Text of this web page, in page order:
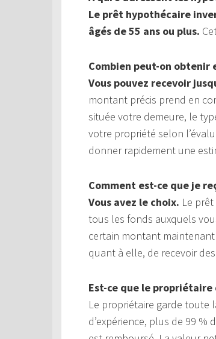
Le prêt hypothécaire
âgés de 55 ans ou plus.
Combien peut-on obtenir
Vous pouvez recevoir
montant précis prend en
située votre demeure, le
votre propriété selon
donner rapidement une
Comment est-ce que je
Vous avez le choix. Le
tous les fonds auxquels
certain montant
quant à elle, de recevoir
Est-ce que le propriétaire
Le propriétaire garde toute
d’expérience, plus de 99